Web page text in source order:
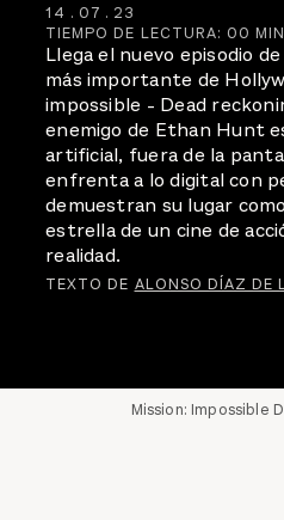
14 . 07 . 23
TIEMPO DE LECTURA: 00 MIN
Llega el nuevo episodio
más importante de
impossible - Dead
enemigo de Ethan Hunt
artificial, fuera de la
enfrenta a lo digital con
demuestran su lugar
estrella de un cine de
realidad.
TEXTO DE ALONSO DÍAZ DE
Mission: Impossible